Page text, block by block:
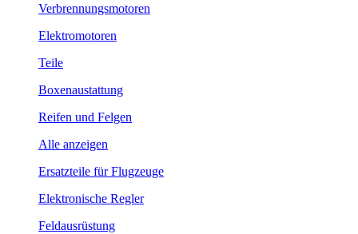
Verbrennungsmotoren
Elektromotoren
Teile
Boxenaustattung
Reifen und Felgen
Alle anzeigen
Ersatzteile für Flugzeuge
Elektronische Regler
Feldausrüstung